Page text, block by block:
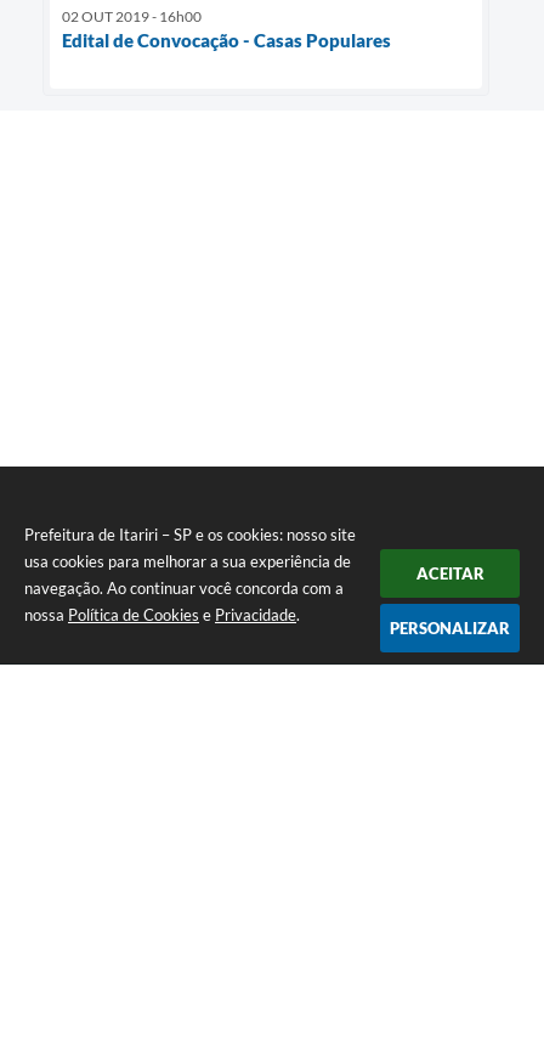
Prefeitura de Itariri – SP e os cookies: nosso site
usa cookies para melhorar a sua experiência de
navegação. Ao continuar você concorda com a
nossa Política de Cookies e Privacidade.
ACEITAR
PERSONALIZAR
02 OUT 2019 - 16h00
Edital de Convocação - Casas Populares